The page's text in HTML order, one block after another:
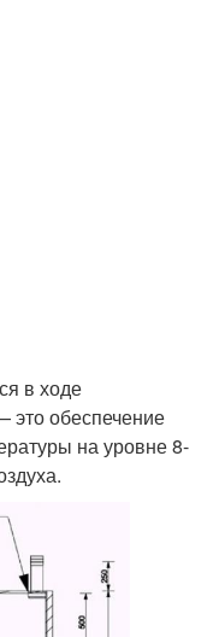
в ходе
это обеспечение
на уровне 8-